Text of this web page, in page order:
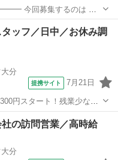
今回募集するのは 中
および一部
業戦略の実行まで幅広い
ッフ／日中／お休み調
分
提携サイト 7月21日
円スタート！残業少なめ
の訪問営業／高時給
分